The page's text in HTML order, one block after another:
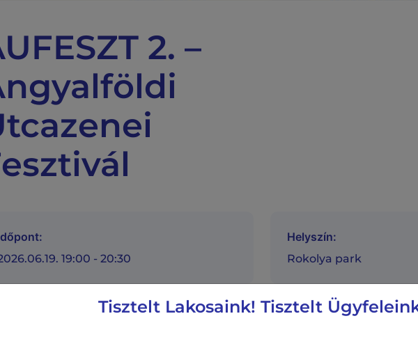
2. –
19:00 - 20:30
Helyszín:
Rokolya park
2. – Angyalföldi Utcazenei Fesztivál
Tisztelt Lakosaink! Tisztelt